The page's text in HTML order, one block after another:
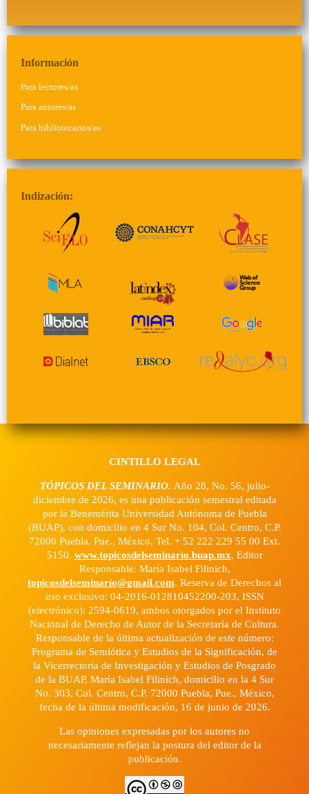
Información
Para lectores/as
Para autores/as
Para bibliotecarios/as
Indización:
CINTILLO LEGAL
TÓPICOS DEL SEMINARIO. Año 28, No. 56, julio-
diciembre de 2026, es una publicación semestral editada
por la Benemérita Universidad Autónoma de Puebla
(BUAP), con domicilio en 4 Sur No. 104, Col. Centro, C.P.
72000 Puebla, Pue., México, Tel. + 52 222 229 55 00 Ext.
5150. www.topicosdelseminario.buap.mx, Editor
Responsable: María Isabel Filinich,
topicosdelseminario@gmail.com. Reserva de Derechos al
uso exclusivo: 04-2016-012810452200-203, ISSN
(electrónico): 2594-0619, ambos otorgados por el Instituto
Nacional de Derecho de Autor de la Secretaría de Cultura.
Responsable de la última actualización de este número:
Programa de Semiótica y Estudios de la Significación, de
la Vicerrectoría de Investigación y Estudios de Posgrado
de la BUAP, María Isabel Filinich, domicilio en la 4 Sur
No. 303, Col. Centro, C.P. 72000 Puebla, Pue., México,
fecha de la última modificación, 16 de junio de 2026.
Las opiniones expresadas por los autores no
necesariamente reflejan la postura del editor de la
publicación.